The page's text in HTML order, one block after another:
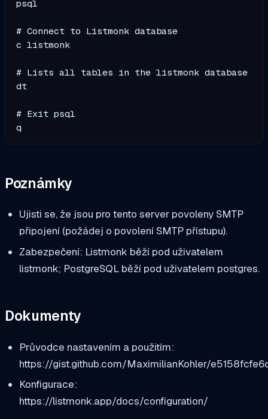
psql
# Connect to Listmonk database
c listmonk
# Lists all tables in the listmonk database
dt
# Exit psql
Poznámky
Ujisti se, že jsou pro tento server povoleny SMTP
připojení (požádej o povolení SMTP přístupu).
Zabezpečení: Listmonk běží pod uživatelem
listmonk; PostgreSQL běží pod uživatelem postgres.
Dokumenty
Průvodce nastavením a použitím:
https://gist.github.com/MaximilianKohler/
Konfigurace:
https://listmonk.app/docs/configuration/